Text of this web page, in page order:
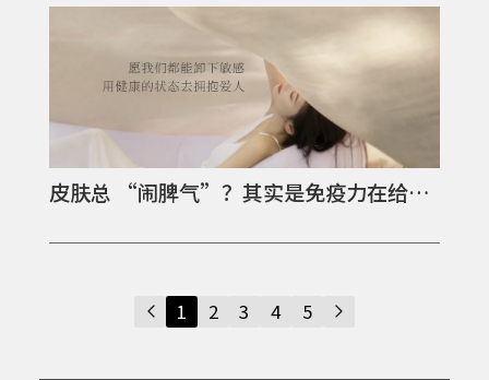
皮肤总 “闹脾气”？其实是免疫力在给你发信号
1 2 3 4 5